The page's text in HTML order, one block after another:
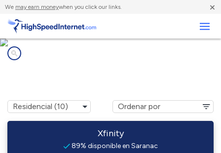
We may earn moneywhen you click our links. ×
Xfinity
89% disponible en Saranac